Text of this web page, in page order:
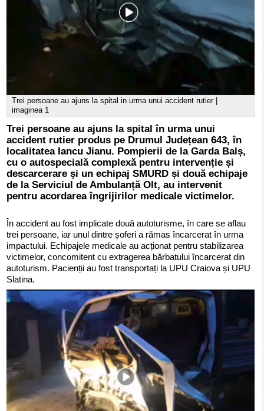
Trei persoane au ajuns la spital in urma unui accident rutier |
imaginea 1
Trei persoane au ajuns la spital în urma unui
accident rutier produs pe Drumul Județean 643, în
localitatea Iancu Jianu. Pompierii de la Garda Balș,
cu o autospecială complexă pentru intervenție și
descarcerare și un echipaj SMURD și două echipaje
de la Serviciul de Ambulanță Olt, au intervenit
pentru acordarea îngrijirilor medicale victimelor.
În accident au fost implicate două autoturisme, în care se aflau
trei persoane, iar unul dintre șoferi a rămas încarcerat în urma
impactului. Echipajele medicale au acționat pentru stabilizarea
victimelor, concomitent cu extragerea bărbatului încarcerat din
autoturism. Pacienții au fost transportați la UPU Craiova și UPU
Slatina.